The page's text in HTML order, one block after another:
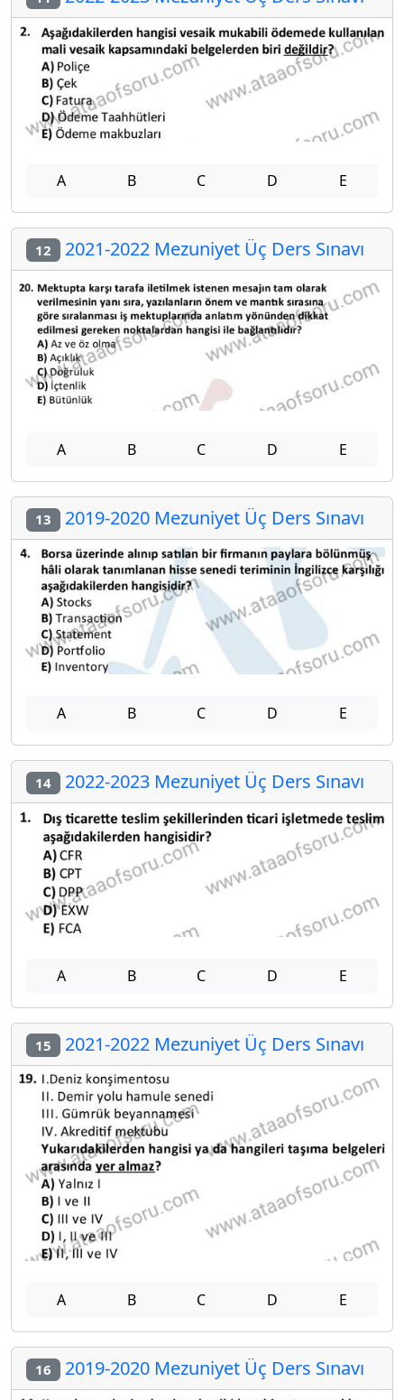
A B C D E
12 2021-2022 Mezuniyet Üç Ders Sınavı
A B C D E
13 2019-2020 Mezuniyet Üç Ders Sınavı
A B C D E
14 2022-2023 Mezuniyet Üç Ders Sınavı
A B C D E
15 2021-2022 Mezuniyet Üç Ders Sınavı
A B C D E
16 2019-2020 Mezuniyet Üç Ders Sınavı